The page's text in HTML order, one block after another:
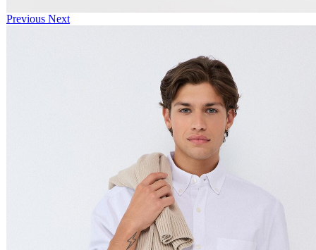
Previous Next